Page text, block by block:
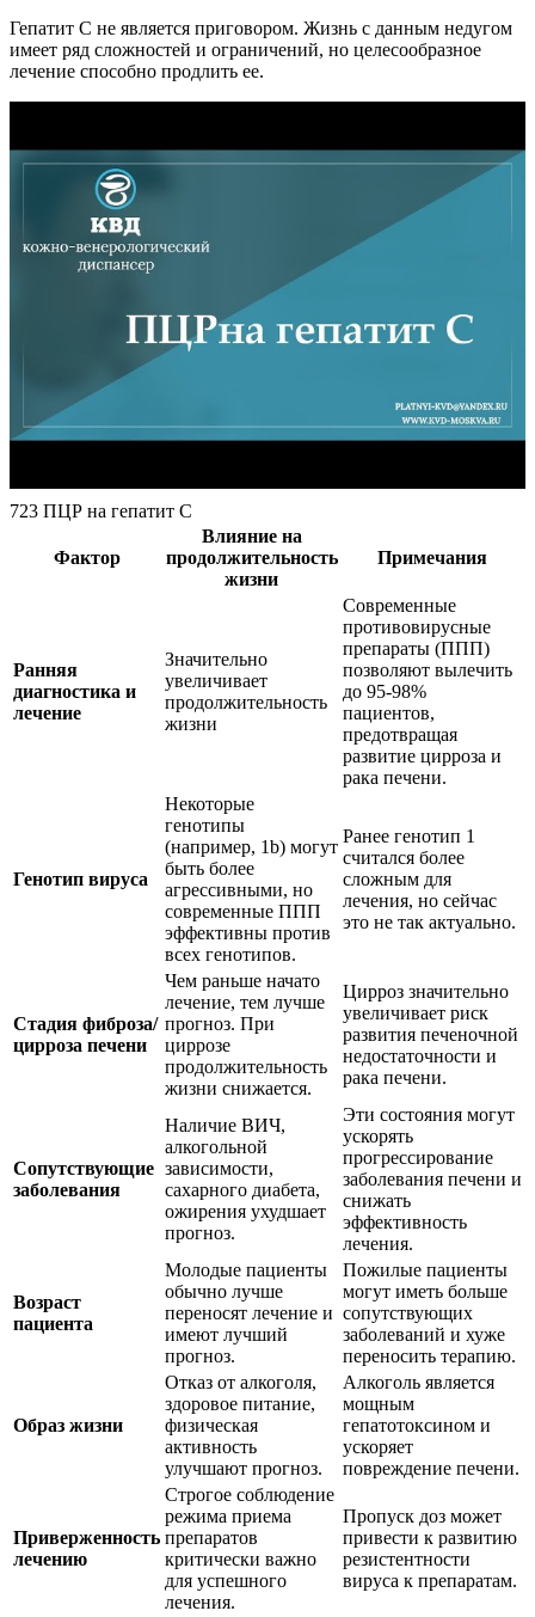
Гепатит С не является приговором. Жизнь с данным недугом
имеет ряд сложностей и ограничений, но целесообразное
лечение способно продлить ее.
723 ПЦР на гепатит С
Фактор
Влияние на
продолжительность
жизни
Примечания
Ранняя
диагностика и
лечение
Значительно
увеличивает
продолжительность
жизни
Современные
противовирусные
препараты (ППП)
позволяют вылечить
до 95-98%
пациентов,
предотвращая
развитие цирроза и
рака печени.
Генотип вируса
Некоторые
генотипы
(например, 1b) могут
быть более
агрессивными, но
современные ППП
эффективны против
всех генотипов.
Ранее генотип 1
считался более
сложным для
лечения, но сейчас
это не так актуально.
Стадия фиброза/
цирроза печени
Чем раньше начато
лечение, тем лучше
прогноз. При
циррозе
продолжительность
жизни снижается.
Цирроз значительно
увеличивает риск
развития печеночной
недостаточности и
рака печени.
Сопутствующие
заболевания
Наличие ВИЧ,
алкогольной
зависимости,
сахарного диабета,
ожирения ухудшает
прогноз.
Эти состояния могут
ускорять
прогрессирование
заболевания печени и
снижать
эффективность
лечения.
Возраст
пациента
Молодые пациенты
обычно лучше
переносят лечение и
имеют лучший
прогноз.
Пожилые пациенты
могут иметь больше
сопутствующих
заболеваний и хуже
переносить терапию.
Образ жизни
Отказ от алкоголя,
здоровое питание,
физическая
активность
улучшают прогноз.
Алкоголь является
мощным
гепатотоксином и
ускоряет
повреждение печени.
Приверженность
лечению
Строгое соблюдение
режима приема
препаратов
критически важно
для успешного
лечения.
Пропуск доз может
привести к развитию
резистентности
вируса к препаратам.